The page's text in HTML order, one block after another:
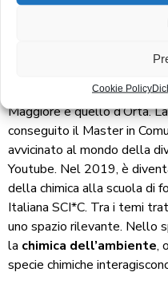
Cookie Policy
Ruggero
dell’ambiente
Classe 1996, è cresciuto a
Maggiore e quello d’Orta.
conseguito il Master in
avvicinato al mondo della
Youtube. Nel 2019, è
della chimica alla scuola di
Italiana SCI*C. Tra i temi
uno spazio rilevante. Nello
la chimica dell’ambiente,
specie chimiche